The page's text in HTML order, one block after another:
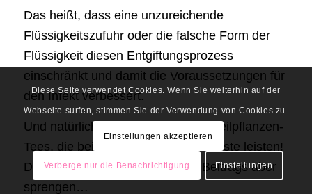
Das heißt, dass eine unzureichende
Flüssigkeitszufuhr oder die falsche Form der
Flüssigkeit diesen Entgiftungsprozess
einschränkt und damit die Voraussetzungen für
den Infekt verbessert.
Und natürlich gibt es eine Menge Heilpflanzen-
Tees, die bei einer Grippe gute Dienste leisten!
Das würde den Rahmen dieses Beitrags aber
sprengen…
Diese Seite verwendet Cookies. Wenn Sie weiterhin auf der
Webseite surfen, stimmen Sie der Verwendung von Cookies zu.
Einstellungen akzeptieren
Verberge nur die Benachrichtigung Einstellungen